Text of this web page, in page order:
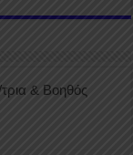
& Βοηθός